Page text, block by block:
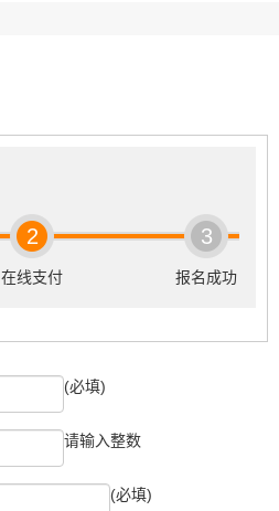
2
在线支付
3
报名成功
(必填)
请输入整数
(必填)